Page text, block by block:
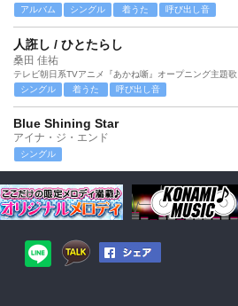
アルバム シングル 着うた 呼び出し音
人誑し / ひとたらし
桑田 佳祐
テレビ朝日系TVアニメ『あかね噺』オープニング主題歌
シングル
着うた 呼び出し音
Blue Shining Star
アイナ・ジ・エンド
シングル